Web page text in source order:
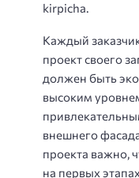
kirpicha.
Каждый
проект своего
должен быть
высоким
внешнего
проекта важно,
на первых